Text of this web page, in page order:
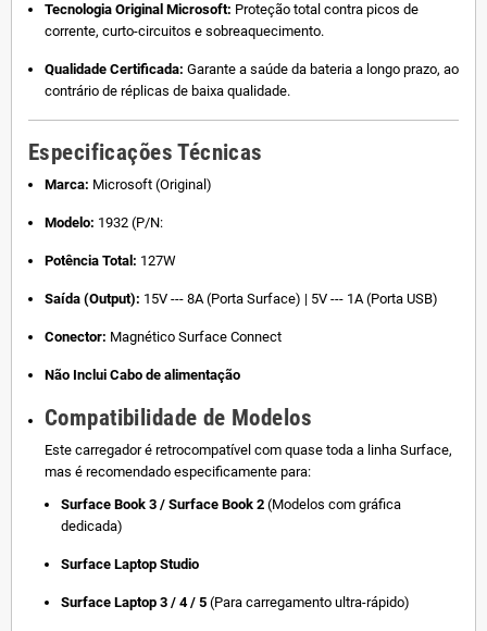
Tecnologia Original Microsoft: Proteção total contra picos de
corrente, curto-circuitos e sobreaquecimento.
Qualidade Certificada: Garante a saúde da bateria a longo prazo, ao
contrário de réplicas de baixa qualidade.
Especificações Técnicas
Marca: Microsoft (Original)
Modelo: 1932 (P/N:
Potência Total: 127W
Saída (Output): 15V --- 8A (Porta Surface) | 5V --- 1A (Porta USB)
Conector: Magnético Surface Connect
Não Inclui Cabo de alimentação
Compatibilidade de Modelos
Este carregador é retrocompatível com quase toda a linha Surface,
mas é recomendado especificamente para:
Surface Book 3 / Surface Book 2 (Modelos com gráfica
dedicada)
Surface Laptop Studio
Surface Laptop 3 / 4 / 5 (Para carregamento ultra-rápido)